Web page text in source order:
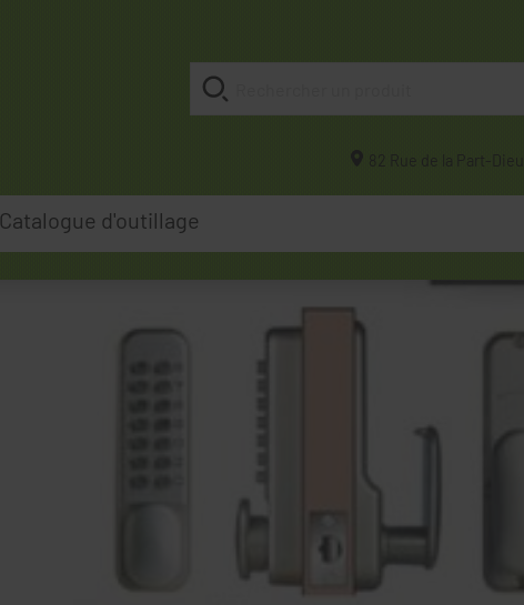
82 Rue de la Part-Dieu,
Catalogue d'outillage